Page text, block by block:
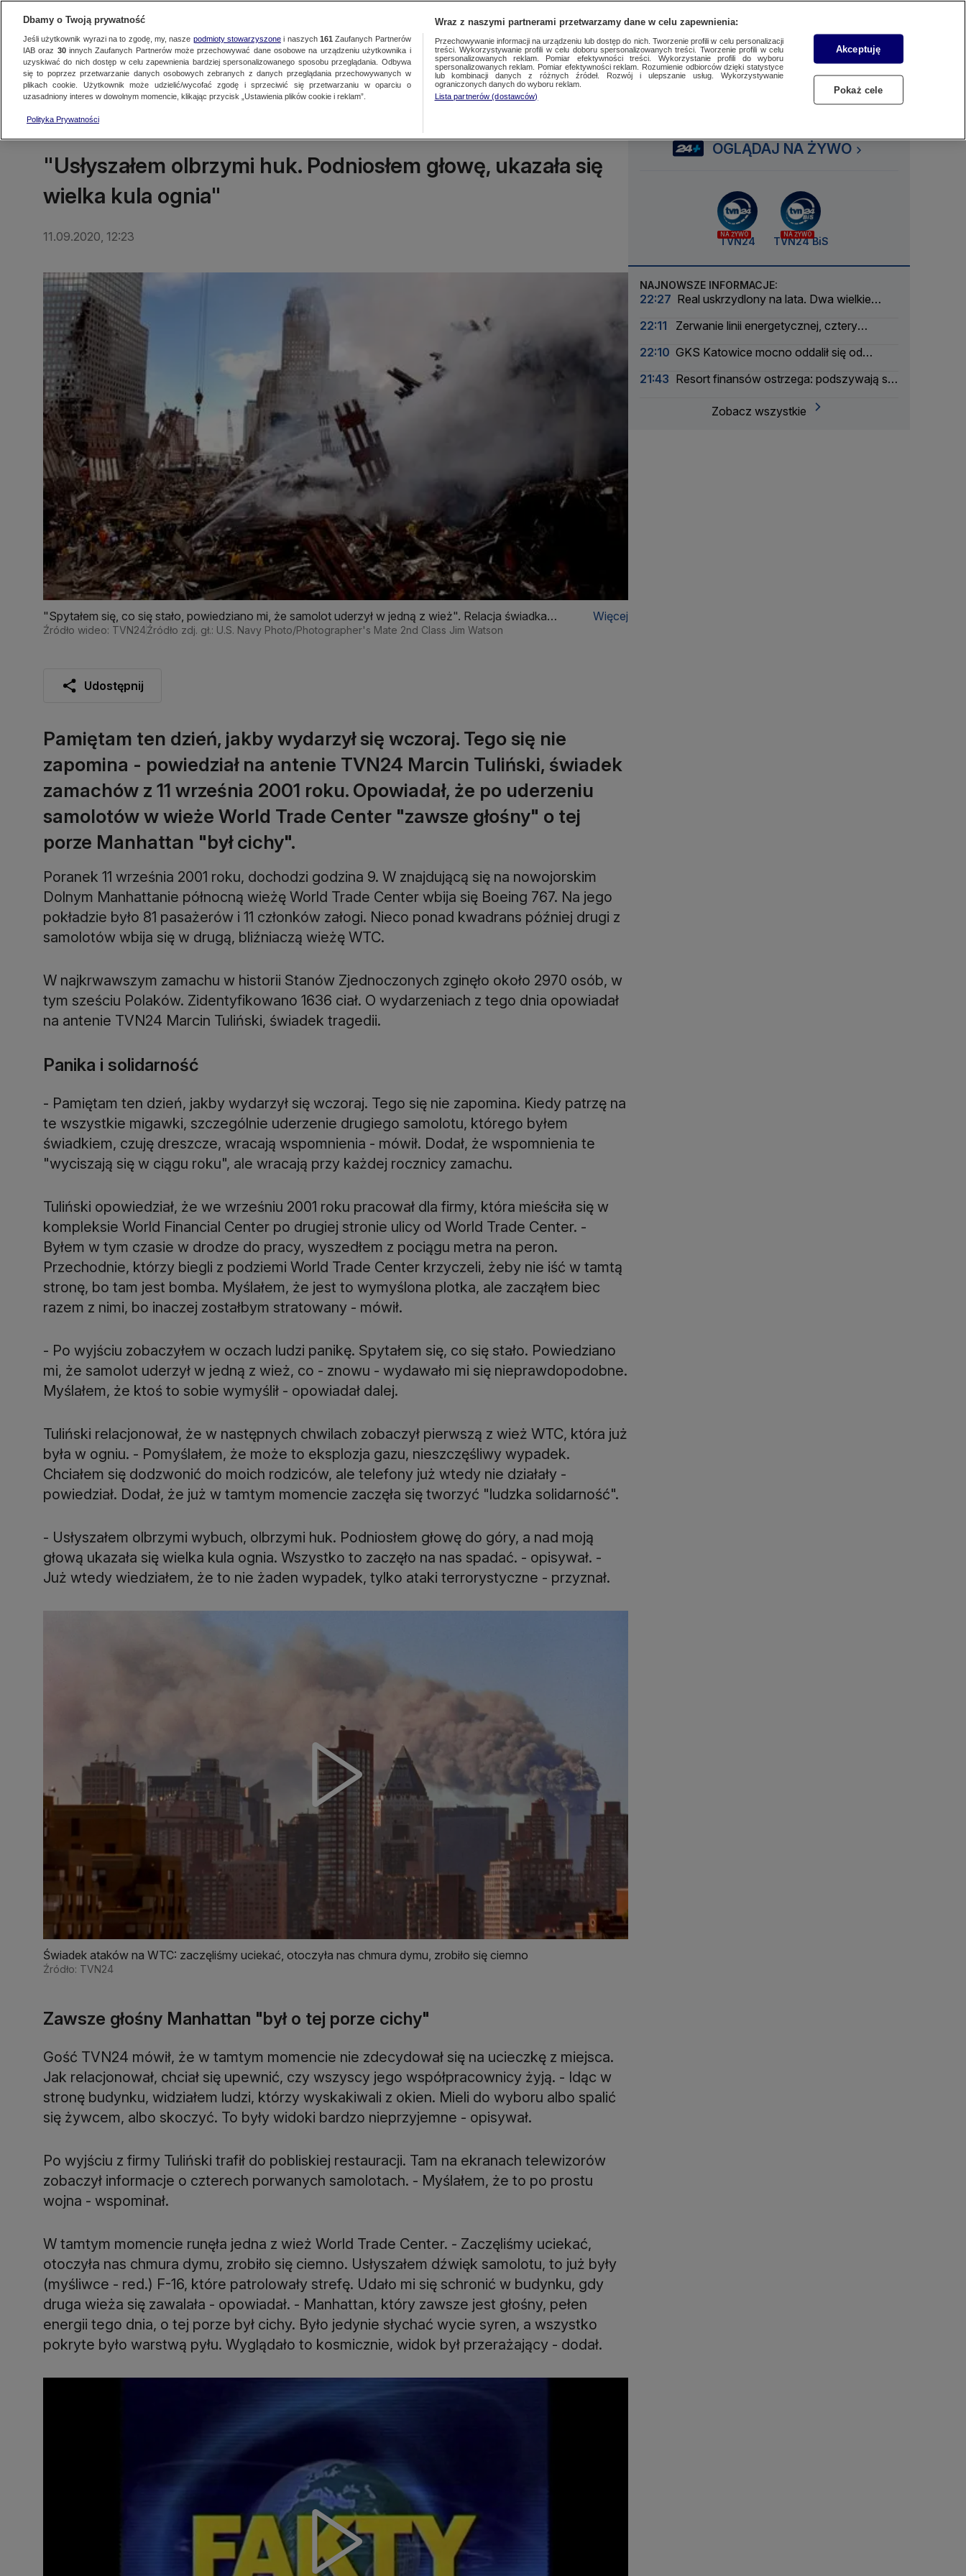
SUBSKRYBUJ
SzukajZaloguj się
Oglądaj TVN24NajnowszeFaktyŚwiat PolskaRegionalne Więcej CzytajSłuchaj
"Usłyszałem olbrzymi huk. Podniosłem głowę, ukazała się
wielka kula ognia"
11.09.2020, 12:23
"Spytałem się, co się stało, powiedziano mi, że samolot uderzył w jedną z wież". Relacja świadka
wydarzeń z 11 września 2001
Więcej
Źródło wideo: TVN24Źródło zdj. gł.: U.S. Navy Photo/Photographer's Mate 2nd Class Jim Watson
Udostępnij
Pamiętam ten dzień, jakby wydarzył się wczoraj. Tego się nie
zapomina - powiedział na antenie TVN24 Marcin Tuliński, świadek
zamachów z 11 września 2001 roku. Opowiadał, że po uderzeniu
samolotów w wieże World Trade Center "zawsze głośny" o tej
porze Manhattan "był cichy".
Poranek 11 września 2001 roku, dochodzi godzina 9. W znajdującą się na nowojorskim
Dolnym Manhattanie północną wieżę World Trade Center wbija się Boeing 767. Na jego
pokładzie było 81 pasażerów i 11 członków załogi. Nieco ponad kwadrans później drugi z
samolotów wbija się w drugą, bliźniaczą wieżę WTC.
W najkrwawszym zamachu w historii Stanów Zjednoczonych zginęło około 2970 osób, w
tym sześciu Polaków. Zidentyfikowano 1636 ciał. O wydarzeniach z tego dnia opowiadał
na antenie TVN24 Marcin Tuliński, świadek tragedii.
Panika i solidarność
- Pamiętam ten dzień, jakby wydarzył się wczoraj. Tego się nie zapomina. Kiedy patrzę na
te wszystkie migawki, szczególnie uderzenie drugiego samolotu, którego byłem
świadkiem, czuję dreszcze, wracają wspomnienia - mówił. Dodał, że wspomnienia te
"wyciszają się w ciągu roku", ale wracają przy każdej rocznicy zamachu.
Tuliński opowiedział, że we wrześniu 2001 roku pracował dla firmy, która mieściła się w
kompleksie World Financial Center po drugiej stronie ulicy od World Trade Center. -
Byłem w tym czasie w drodze do pracy, wyszedłem z pociągu metra na peron.
Przechodnie, którzy biegli z podziemi World Trade Center krzyczeli, żeby nie iść w tamtą
stronę, bo tam jest bomba. Myślałem, że jest to wymyślona plotka, ale zacząłem biec
razem z nimi, bo inaczej zostałbym stratowany - mówił.
- Po wyjściu zobaczyłem w oczach ludzi panikę. Spytałem się, co się stało. Powiedziano
mi, że samolot uderzył w jedną z wież, co - znowu - wydawało mi się nieprawdopodobne.
Myślałem, że ktoś to sobie wymyślił - opowiadał dalej.
Tuliński relacjonował, że w następnych chwilach zobaczył pierwszą z wież WTC, która już
była w ogniu. - Pomyślałem, że może to eksplozja gazu, nieszczęśliwy wypadek.
Chciałem się dodzwonić do moich rodziców, ale telefony już wtedy nie działały -
powiedział. Dodał, że już w tamtym momencie zaczęła się tworzyć "ludzka solidarność".
- Usłyszałem olbrzymi wybuch, olbrzymi huk. Podniosłem głowę do góry, a nad moją
głową ukazała się wielka kula ognia. Wszystko to zaczęło na nas spadać. - opisywał. -
Już wtedy wiedziałem, że to nie żaden wypadek, tylko ataki terrorystyczne - przyznał.
Świadek ataków na WTC: zaczęliśmy uciekać, otoczyła nas chmura dymu, zrobiło się ciemno
Źródło: TVN24
Zawsze głośny Manhattan "był o tej porze cichy"
Gość TVN24 mówił, że w tamtym momencie nie zdecydował się na ucieczkę z miejsca.
Jak relacjonował, chciał się upewnić, czy wszyscy jego współpracownicy żyją. - Idąc w
stronę budynku, widziałem ludzi, którzy wyskakiwali z okien. Mieli do wyboru albo spalić
się żywcem, albo skoczyć. To były widoki bardzo nieprzyjemne - opisywał.
Po wyjściu z firmy Tuliński trafił do pobliskiej restauracji. Tam na ekranach telewizorów
zobaczył informacje o czterech porwanych samolotach. - Myślałem, że to po prostu
wojna - wspominał.
W tamtym momencie runęła jedna z wież World Trade Center. - Zaczęliśmy uciekać,
otoczyła nas chmura dymu, zrobiło się ciemno. Usłyszałem dźwięk samolotu, to już były
(myśliwce - red.) F-16, które patrolowały strefę. Udało mi się schronić w budynku, gdy
druga wieża się zawalała - opowiadał. - Manhattan, który zawsze jest głośny, pełen
energii tego dnia, o tej porze był cichy. Było jedynie słychać wycie syren, a wszystko
pokryte było warstwą pyłu. Wyglądało to kosmicznie, widok był przerażający - dodał.
OGLĄDAJ NA ŻYWO
NA ŻYWO
TVN24
NA ŻYWO
TVN24 BiS
NAJNOWSZE INFORMACJE:
22:27 Real uskrzydlony na lata. Dwa wielkie
22:11
Zerwanie linii energetycznej, cztery
Żandarmeria Wojskowa
22:10 GKS Katowice mocno oddalił się od
21:43 Resort finansów ostrzega: podszywają się
Zobacz wszystkie
Dbamy o Twoją prywatność
Jeśli użytkownik wyrazi na to zgodę, my, nasze podmioty stowarzyszonei naszych 161 Zaufanych Partnerów
IAB oraz 30innych Zaufanych Partnerów może przechowywać dane osobowe na urządzeniu użytkownika i
uzyskiwać do nich dostęp w celu zapewnienia bardziej spersonalizowanego sposobu przeglądania. Odbywa
się to poprzez przetwarzanie danych osobowych zebranych z danych przeglądania przechowywanych w
plikach cookie. Użytkownik może udzielić/wycofać zgodę i sprzeciwić się przetwarzaniu w oparciu o
uzasadniony interes w dowolnym momencie, klikając przycisk „Ustawienia plików cookie i reklam”.
Polityka Prywatności
Wraz z naszymi partnerami przetwarzamy dane w celu zapewnienia:
Przechowywanie informacji na urządzeniu lub dostęp do nich. Tworzenie profili w celu personalizacji
treści. Wykorzystywanie profili w celu doboru spersonalizowanych treści. Tworzenie profili w celu
spersonalizowanych reklam. Pomiar efektywności treści. Wykorzystanie profili do wyboru
spersonalizowanych reklam. Pomiar efektywności reklam. Rozumienie odbiorców dzięki statystyce
lub kombinacji danych z różnych źródeł. Rozwój i ulepszanie usług. Wykorzystywanie
ograniczonych danych do wyboru reklam.
Lista partnerów (dostawców)
Akceptuję
Pokaż cele